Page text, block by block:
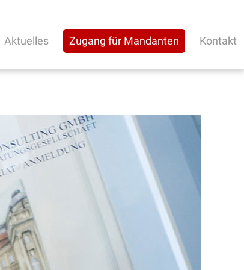
Aktuelles Zugang für Mandanten Kontakt